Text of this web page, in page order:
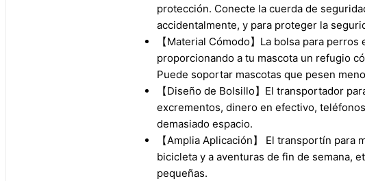
protección. Conecte la cuerda de
accidentalmente, y para proteger la
【Material Cómodo】La bolsa para
proporcionando a tu mascota un refugio
Puede soportar mascotas que pesen
【Diseño de Bolsillo】El transportador
excrementos, dinero en efectivo,
demasiado espacio.
【Amplia Aplicación】 El transportín para
bicicleta y a aventuras de fin de semana,
pequeñas.